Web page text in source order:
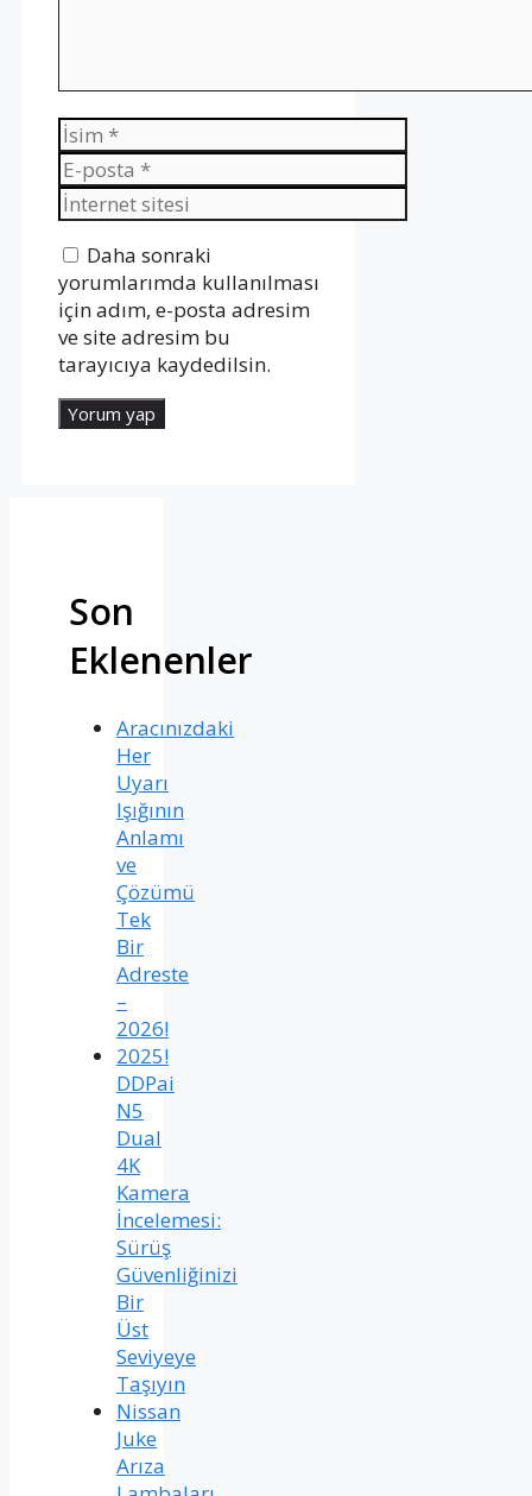
İsim
E-
posta
İnternet
sitesi
Daha sonraki
yorumlarımda kullanılması
için adım, e-posta adresim
ve site adresim bu
tarayıcıya kaydedilsin.
Son
Eklenenler
Aracınızdaki
Her
Uyarı
Işığının
Anlamı
ve
Çözümü
Tek
Bir
Adreste
–
2026!
2025!
DDPai
N5
Dual
4K
Kamera
İncelemesi:
Sürüş
Güvenliğinizi
Bir
Üst
Seviyeye
Taşıyın
Nissan
Juke
Arıza